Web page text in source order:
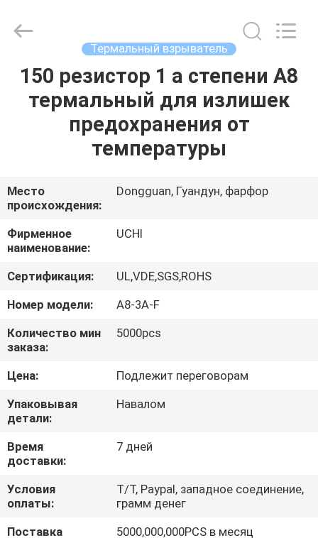
ДОМ
ПРОДУКТЫ
VR
О
НАС
ПУТЕШЕСТВИЕ
ФАБРИКИ
ПРОВЕРКА
КАЧЕСТВА
СВЯЖИТЕСЬ
МЫ
НОВОСТИ
Electronics
Co.,Ltd.
Термальный взрыватель
150 резистор 1 a степени A8
термальный для излишек
предохранения от
температуры
Место
происхождения:
Dongguan, Гуандун, фарфор
Фирменное
наименование:
UCHI
Сертификация:
UL,VDE,SGS,ROHS
Номер модели:
A8-3A-F
Количество мин
заказа:
5000pcs
Цена:
Подлежит переговорам
Упаковывая
детали:
Навалом
Время
доставки:
7 дней
Условия
оплаты:
T/T, Paypal, западное соединение,
грамм денег
Поставка
5000,000,000PCS в месяц